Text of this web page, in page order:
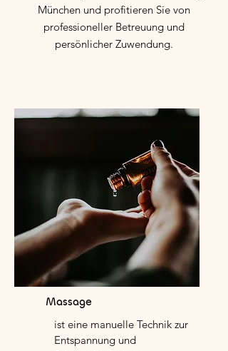
München und profitieren Sie von
professioneller Betreuung und
persönlicher Zuwendung.
Massage
ist eine manuelle Technik zur
Entspannung und